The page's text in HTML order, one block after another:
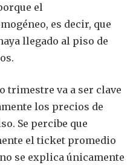
el
es decir, que
llegado al piso de
trimestre va a ser clave
los precios de
Se percibe que
el ticket promedio
se explica únicamente